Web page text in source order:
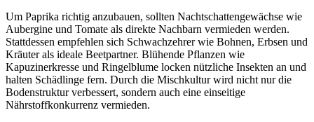
Um Paprika richtig anzubauen, sollten Nachtschattengewächse wie
Aubergine und Tomate als direkte Nachbarn vermieden werden.
Stattdessen empfehlen sich Schwachzehrer wie Bohnen, Erbsen und
Kräuter als ideale Beetpartner. Blühende Pflanzen wie
Kapuzinerkresse und Ringelblume locken nützliche Insekten an und
halten Schädlinge fern. Durch die Mischkultur wird nicht nur die
Bodenstruktur verbessert, sondern auch eine einseitige
Nährstoffkonkurrenz vermieden.